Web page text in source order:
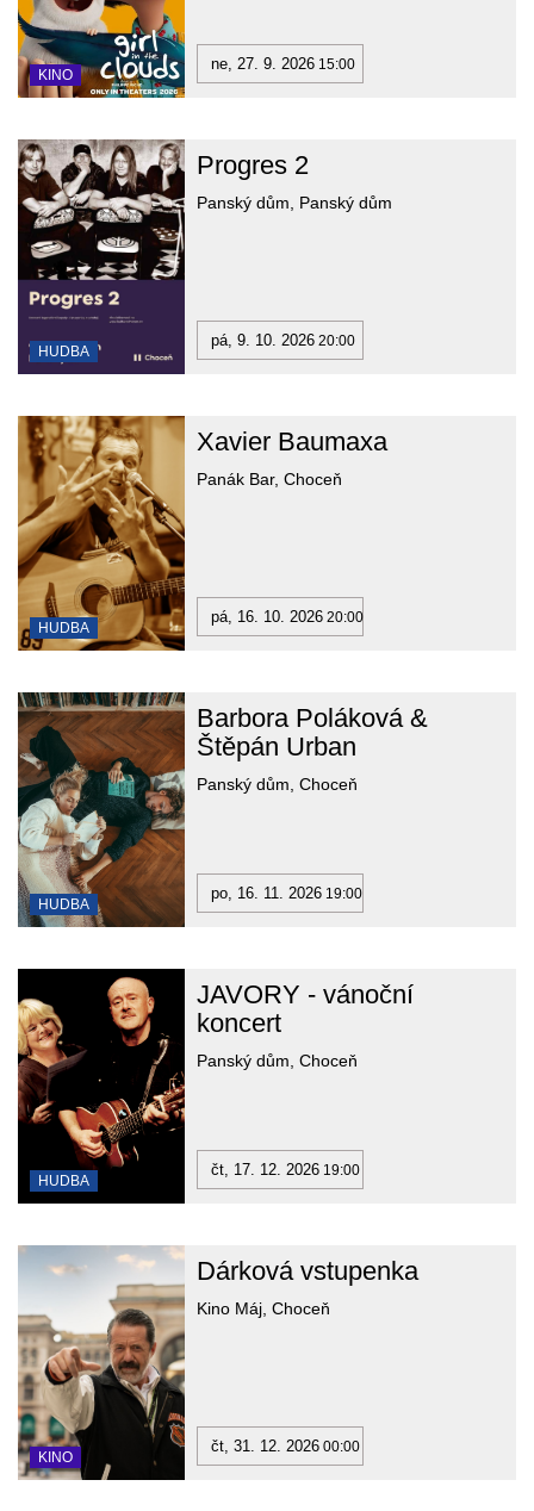
KINO
ne, 27. 9. 2026 15:00
HUDBA
Progres 2
Panský dům, Panský dům
pá, 9. 10. 2026 20:00
HUDBA
Xavier Baumaxa
Panák Bar, Choceň
pá, 16. 10. 2026 20:00
HUDBA
Barbora Poláková &
Štěpán Urban
Panský dům, Choceň
po, 16. 11. 2026 19:00
HUDBA
JAVORY - vánoční
koncert
Panský dům, Choceň
čt, 17. 12. 2026 19:00
KINO
Dárková vstupenka
Kino Máj, Choceň
čt, 31. 12. 2026 00:00